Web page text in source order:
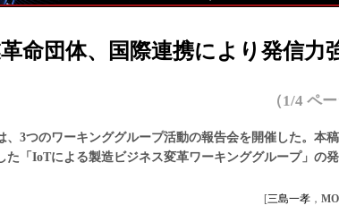
国際ロボット展
ジャパンモビリティショー
TECHNO-FRONTIER
EdgeTech+
組み込み画像技術
車載ソフト開発
ISO26262
命団体、国際連携により発信力
（1/4 ペー
、3つのワーキンググループ活動の報告会を開催した。本
た「IoTによる製造ビジネス変革ワーキンググループ」の
[三島一孝 ，